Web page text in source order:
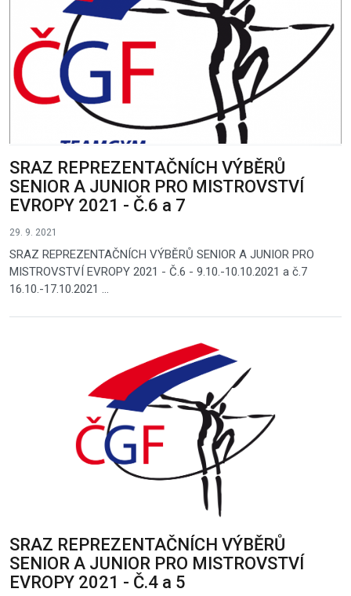
SRAZ REPREZENTAČNÍCH VÝBĚRŮ
SENIOR A JUNIOR PRO MISTROVSTVÍ
EVROPY 2021 - Č.6 a 7
29. 9. 2021
SRAZ REPREZENTAČNÍCH VÝBĚRŮ SENIOR A JUNIOR PRO
MISTROVSTVÍ EVROPY 2021 - Č.6 - 9.10.-10.10.2021 a č.7
16.10.-17.10.2021 ...
SRAZ REPREZENTAČNÍCH VÝBĚRŮ
SENIOR A JUNIOR PRO MISTROVSTVÍ
EVROPY 2021 - Č.4 a 5